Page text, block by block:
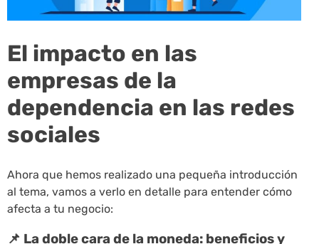
El impacto en las
empresas de la
dependencia en las redes
sociales
Ahora que hemos realizado una pequeña introducción
al tema, vamos a verlo en detalle para entender cómo
afecta a tu negocio:
📌 La doble cara de la moneda: beneficios y